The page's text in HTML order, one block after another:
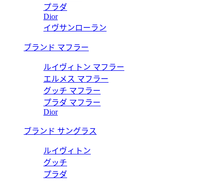
プラダ
Dior
イヴサンローラン
ブランド マフラー
ルイヴィトン マフラー
エルメス マフラー
グッチ マフラー
プラダ マフラー
Dior
ブランド サングラス
ルイヴィトン
グッチ
プラダ